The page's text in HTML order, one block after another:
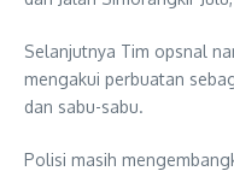
Selanjutnya Tim opsnal
mengakui perbuatan
dan sabu-sabu.
Polisi masih